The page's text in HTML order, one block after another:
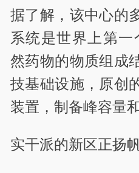
据了解，该中心的
系统是世界上第
然药物的物质组成
技基础设施，原创
装置，制备峰容量
实干派的新区正扬